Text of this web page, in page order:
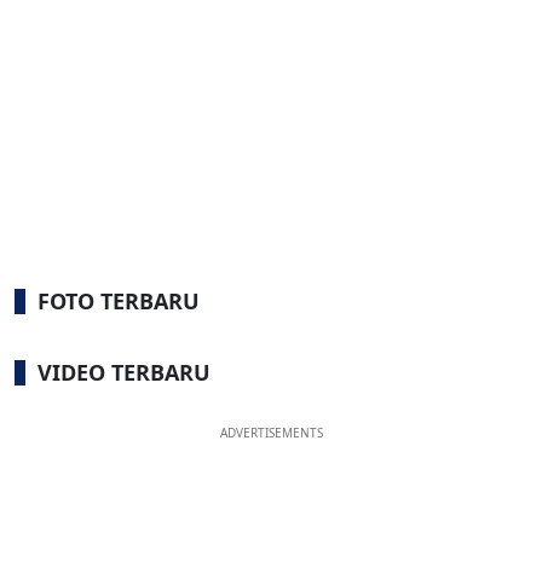
FOTO TERBARU
VIDEO TERBARU
ADVERTISEMENTS